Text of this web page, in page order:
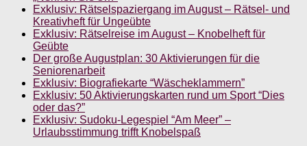
Exklusiv: Rätselspaziergang im August – Rätsel- und
Kreativheft für Ungeübte
Exklusiv: Rätselreise im August – Knobelheft für
Geübte
Der große Augustplan: 30 Aktivierungen für die
Seniorenarbeit
Exklusiv: Biografiekarte “Wäscheklammern”
Exklusiv: 50 Aktivierungskarten rund um Sport “Dies
oder das?”
Exklusiv: Sudoku-Legespiel “Am Meer” –
Urlaubsstimmung trifft Knobelspaß